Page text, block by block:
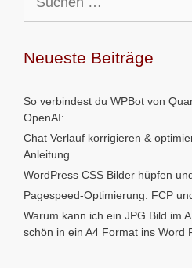
nach:
Neueste Beiträge
So verbindest du WPBot von
OpenAI:
Chat Verlauf korrigieren &
Anleitung
WordPress CSS Bilder hüpfen
Pagespeed-Optimierung: FCP
Warum kann ich ein JPG Bild im
schön in ein A4 Format ins Word